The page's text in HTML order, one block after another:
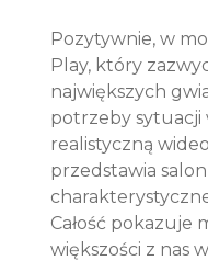
Pozytywnie, w
Play, który
największych
potrzeby sytuacji
realistyczną
przedstawia
Całość pokazuje
większości z nas